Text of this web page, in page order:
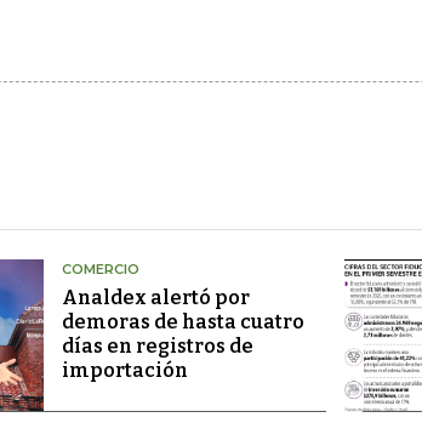
COMERCIO
Analdex alertó por
demoras de hasta cuatro
días en registros de
importación